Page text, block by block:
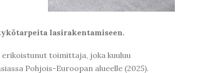
lasirakentamiseen.
erikoistunut toimittaja, joka kuuluu
Pohjois-Euroopan alueelle (2025).